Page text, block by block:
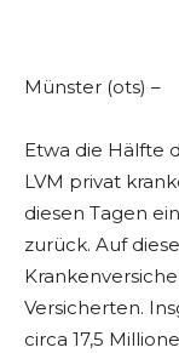
Münster (ots) –
Etwa die Hälfte
LVM privat
diesen Tagen
zurück. Auf
Versicherten.
circa 17,5